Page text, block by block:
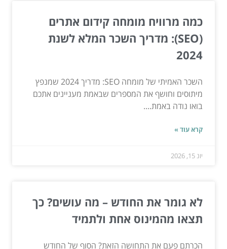
כמה מרוויח מומחה קידום אתרים
(SEO): מדריך השכר המלא לשנת
2024
השכר האמיתי של מומחה SEO: מדריך 2024 שמנפץ
מיתוסים וחושף את המספרים שבאמת מעניינים אתכם
בואו נודה באמת....
קרא עוד »
יונ 15, 2026
לא גומר את החודש – מה עושים? כך
תצאו מהמינוס אחת ולתמיד
הכרתם פעם את התחושה הזאת? הסוף של החודש